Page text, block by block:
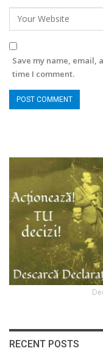
Save my name, email,
time I comment.
RECENT POSTS